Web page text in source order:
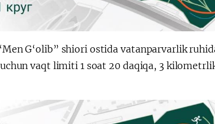
G‘olib” shiori ostida vatanparvarlik
vaqt limiti 1 soat 20 daqiqa, 3